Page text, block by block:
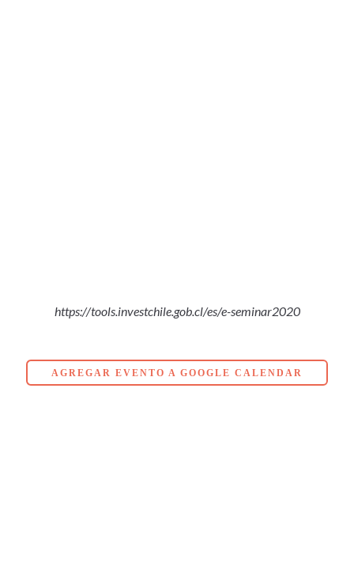
https://tools.investchile.gob.cl/es/e-seminar2020
AGREGAR EVENTO A GOOGLE CALENDAR